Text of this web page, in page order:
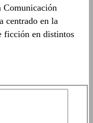
Comunicación
centrado en la
ficción en distintos